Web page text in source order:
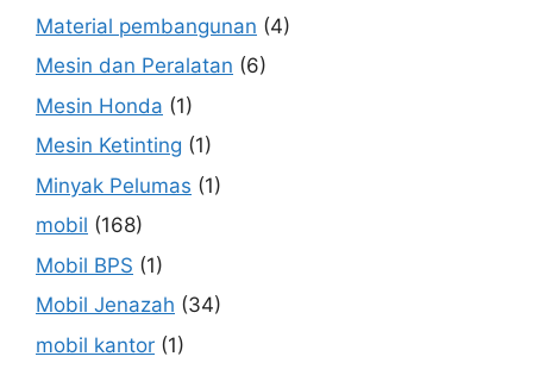
Material pembangunan (4)
Mesin dan Peralatan (6)
Mesin Honda (1)
Mesin Ketinting (1)
Minyak Pelumas (1)
mobil (168)
Mobil BPS (1)
Mobil Jenazah (34)
mobil kantor (1)